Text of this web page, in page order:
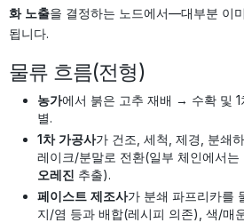
화 노출을 결정하는 노드에서—대부분 이
됩니다.
물류 흐름(전형)
농가에서 붉은 고추 재배 → 수확 및 1
별.
1차 가공사가 건조, 세척, 제경, 분쇄
레이크/분말로 전환(일부 체인에서는
오레진 추출).
페이스트 제조사가 분쇄 파프리카를
지/염 등과 배합(레시피 의존), 색/매